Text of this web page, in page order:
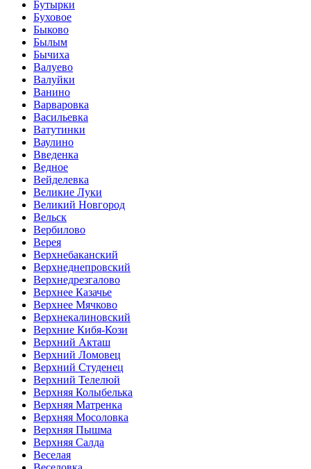
Бутырки
Буховое
Быково
Былым
Бычиха
Валуево
Валуйки
Ванино
Варваровка
Васильевка
Ватутинки
Ваулино
Введенка
Ведное
Вейделевка
Великие Луки
Великий Новгород
Вельск
Вербилово
Верея
Верхнебаканский
Верхнеднепровский
Верхнедрезгалово
Верхнее Казачье
Верхнее Мячково
Верхнекалиновский
Верхние Кибя-Кози
Верхний Акташ
Верхний Ломовец
Верхний Студенец
Верхний Телелюй
Верхняя Колыбелька
Верхняя Матренка
Верхняя Мосоловка
Верхняя Пышма
Верхняя Салда
Веселая